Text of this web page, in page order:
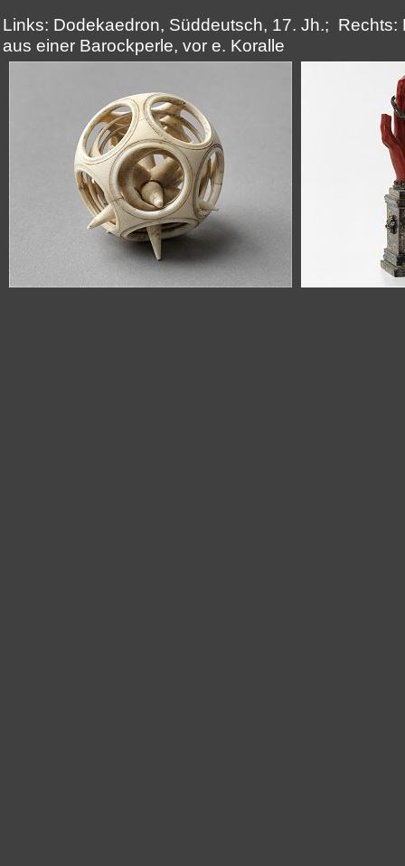
Links: Dodekaedron, Süddeutsch, 17. Jh.; Rechts:
aus einer Barockperle, vor e. Koralle